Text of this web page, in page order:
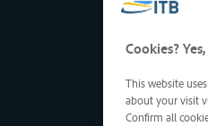
Cookies?
This website
about your visit
Confirm all